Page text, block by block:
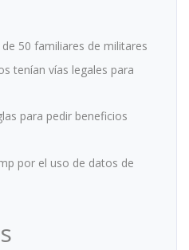
50 familiares de militares
tenían vías legales para
para pedir beneficios
por el uso de datos de